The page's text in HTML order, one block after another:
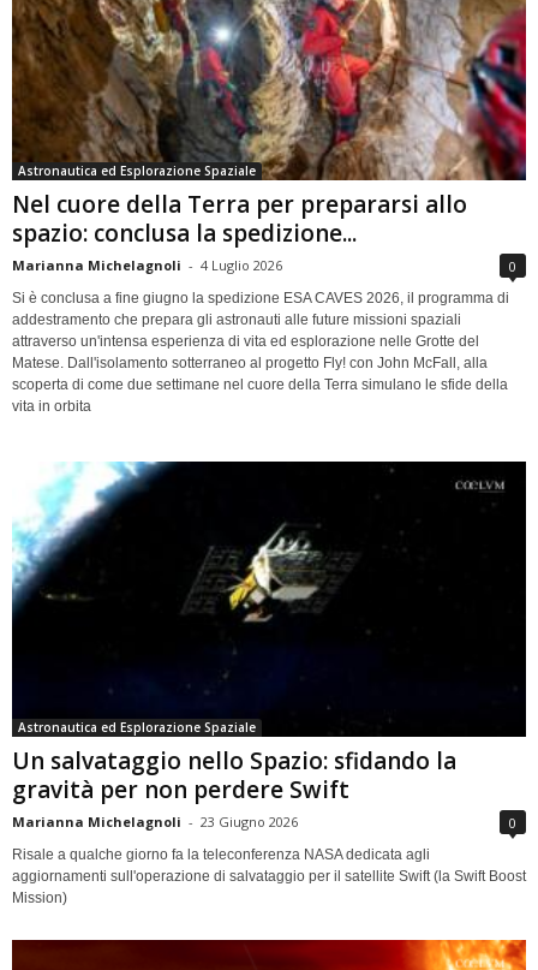
Astronautica ed Esplorazione Spaziale
Nel cuore della Terra per prepararsi allo
spazio: conclusa la spedizione...
Marianna Michelagnoli - 4 Luglio 2026 0
Si è conclusa a fine giugno la spedizione ESA CAVES 2026, il programma di
addestramento che prepara gli astronauti alle future missioni spaziali
attraverso un'intensa esperienza di vita ed esplorazione nelle Grotte del
Matese. Dall'isolamento sotterraneo al progetto Fly! con John McFall, alla
scoperta di come due settimane nel cuore della Terra simulano le sfide della
vita in orbita
Astronautica ed Esplorazione Spaziale
Un salvataggio nello Spazio: sfidando la
gravità per non perdere Swift
Marianna Michelagnoli - 23 Giugno 2026 0
Risale a qualche giorno fa la teleconferenza NASA dedicata agli
aggiornamenti sull'operazione di salvataggio per il satellite Swift (la Swift Boost
Mission)